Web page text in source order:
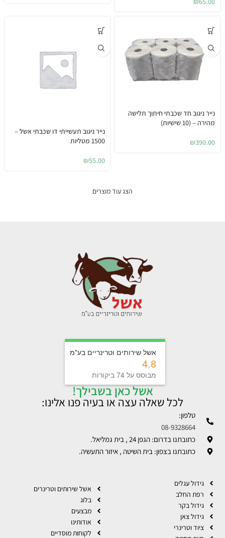
נייר ניגוב חד שכבתי חיתוך תלישה
מהירה – (10 שישיות)
₪390.00
נייר ניגוב תעשייתי דו שכבתי אשל –
1500 מטליות
₪55.00
הצג עוד מוצרים
אשל שירותים וטרינריים בע"מ
4.8
מבוסס על 74 ביקורות
אשל כאן בשבילך!
לכל שאלה עצה או בעיה פנו אלינו:
טלפון:
08-9328664
כתובתנו בדרום: הגפן 24 , בית גמליאל.
כתובתנו בצפון: בית השיטה , איזור התעשיה.
גידול עגלים
רפת החלב
גידול בקר
גידול צאן
ציוד וטרינרי
אשל שירותים וטרינרים
בלוג
מבצעים
אודותינו
לקוחות מוסדיים